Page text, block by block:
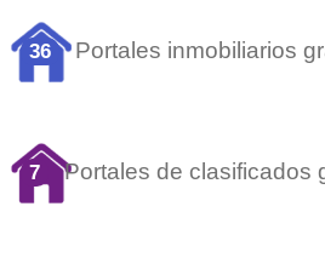
36 Portales inmobiliarios
7 Portales de clasificados